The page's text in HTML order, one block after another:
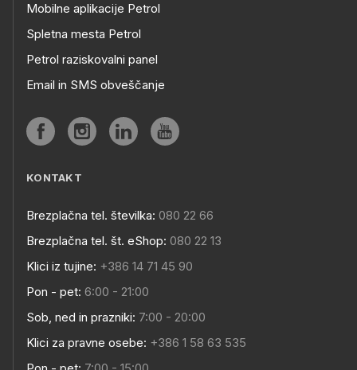
Mobilne aplikacije Petrol
Spletna mesta Petrol
Petrol raziskovalni panel
Email in SMS obveščanje
KONTAKT
Brezplačna tel. številka: 080 22 66
Brezplačna tel. št. eShop: 080 22 13
Klici iz tujine: +386 14 71 45 90
Pon - pet: 6:00 - 21:00
Sob, ned in prazniki: 7:00 - 20:00
Klici za pravne osebe: +386 1 58 63 535